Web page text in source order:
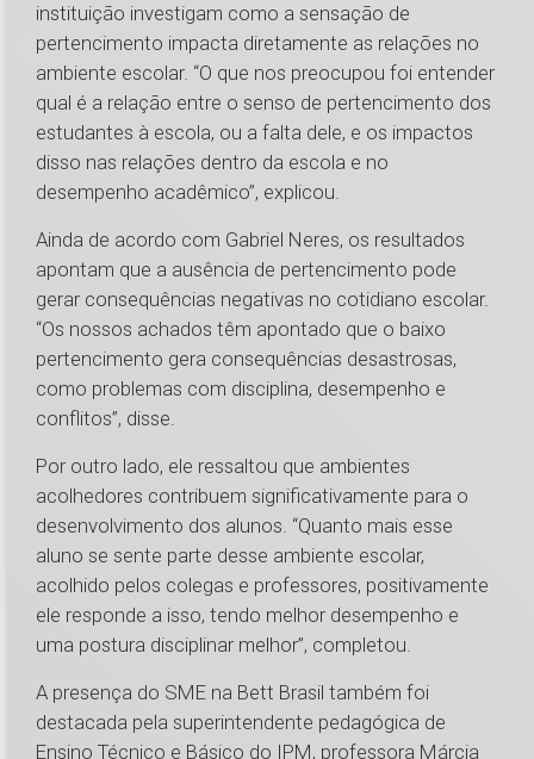
instituição investigam como a sensação de
pertencimento impacta diretamente as relações no
ambiente escolar. “O que nos preocupou foi entender
qual é a relação entre o senso de pertencimento dos
estudantes à escola, ou a falta dele, e os impactos
disso nas relações dentro da escola e no
desempenho acadêmico”, explicou.
Ainda de acordo com Gabriel Neres, os resultados
apontam que a ausência de pertencimento pode
gerar consequências negativas no cotidiano escolar.
“Os nossos achados têm apontado que o baixo
pertencimento gera consequências desastrosas,
como problemas com disciplina, desempenho e
conflitos”, disse.
Por outro lado, ele ressaltou que ambientes
acolhedores contribuem significativamente para o
desenvolvimento dos alunos. “Quanto mais esse
aluno se sente parte desse ambiente escolar,
acolhido pelos colegas e professores, positivamente
ele responde a isso, tendo melhor desempenho e
uma postura disciplinar melhor”, completou.
A presença do SME na Bett Brasil também foi
destacada pela superintendente pedagógica de
Ensino Técnico e Básico do IPM, professora Márcia